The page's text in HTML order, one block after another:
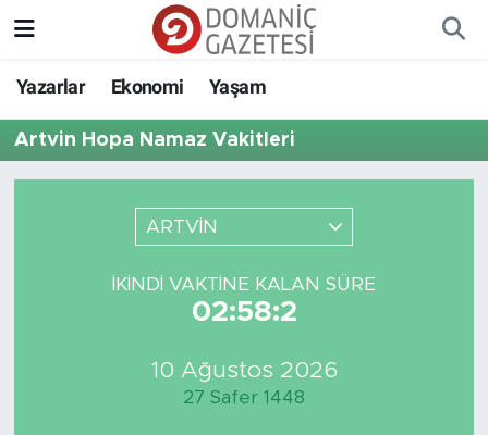
Yazarlar Ekonomi Yaşam
Artvin Hopa Namaz Vakitleri
ARTVİN
İKINDI VAKTINE KALAN SÜRE
02:58:2
10 Ağustos 2026
27 Safer 1448